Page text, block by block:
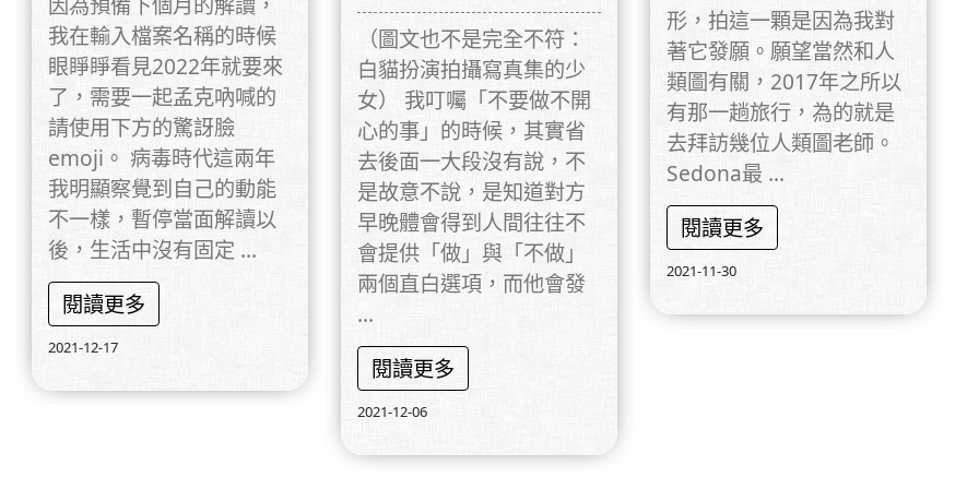
我在輸入檔案名稱的時候
眼睜睜看見2022年就要來
了，需要一起孟克吶喊的
請使用下方的驚訝臉
emoji。 病毒時代這兩年
我明顯察覺到自己的動能
不一樣，暫停當面解讀以
後，生活中沒有固定 ...
閱讀更多
2021-12-17
（圖文也不是完全不符：
白貓扮演拍攝寫真集的少
女） 我叮囑「不要做不開
心的事」的時候，其實省
去後面一大段沒有說，不
是故意不說，是知道對方
早晚體會得到人間往往不
會提供「做」與「不做」
兩個直白選項，而他會發
...
閱讀更多
2021-12-06
形，拍這一顆是因為我對
著它發願。願望當然和人
類圖有關，2017年之所以
有那一趟旅行，為的就是
去拜訪幾位人類圖老師。
Sedona最 ...
閱讀更多
2021-11-30